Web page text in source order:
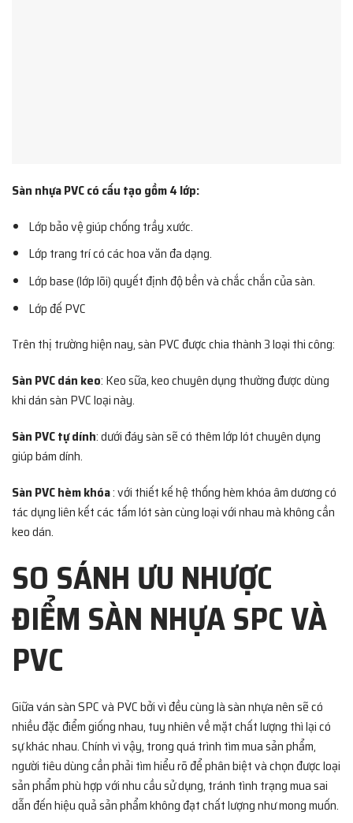
Sàn nhựa PVC có cấu tạo gồm 4 lớp:
Lớp bảo vệ giúp chống trầy xước.
Lớp trang trí có các hoa văn đa dạng.
Lớp base (lớp lõi) quyết định độ bền và chắc chắn của sàn.
Lớp đế PVC
Trên thị trường hiện nay, sàn PVC được chia thành 3 loại thi công:
Sàn PVC dán keo: Keo sữa, keo chuyên dụng thường được dùng
khi dán sàn PVC loại này.
Sàn PVC tự dính: dưới đáy sàn sẽ có thêm lớp lót chuyên dụng
giúp bám dính.
Sàn PVC hèm khóa: với thiết kế hệ thống hèm khóa âm dương có
tác dụng liên kết các tấm lót sàn cùng loại với nhau mà không cần
keo dán.
SO SÁNH ƯU NHƯỢC
ĐIỂM SÀN NHỰA SPC VÀ
PVC
Giữa ván sàn SPC và PVC bởi vì đều cùng là sàn nhựa nên sẽ có
nhiều đặc điểm giống nhau, tuy nhiên về mặt chất lượng thì lại có
sự khác nhau. Chính vì vậy, trong quá trình tìm mua sản phẩm,
người tiêu dùng cần phải tìm hiểu rõ để phân biệt và chọn được loại
sản phẩm phù hợp với nhu cầu sử dụng, tránh tình trạng mua sai
dẫn đến hiệu quả sản phẩm không đạt chất lượng như mong muốn.